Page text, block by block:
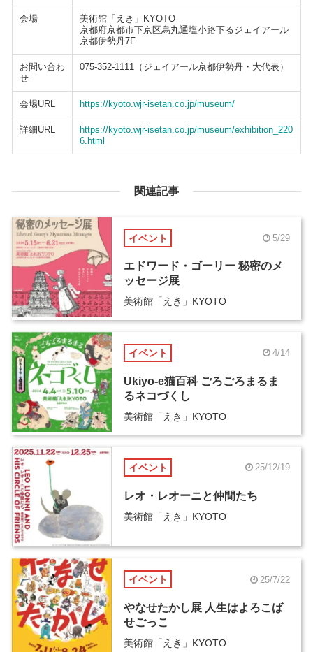
会場
美術館「えき」KYOTO
京都府京都市下京区烏丸通塩小路下るジェイアール
京都伊勢丹7F
お問い合わ
せ
075-352-1111（ジェイアール京都伊勢丹・大代表）
会場URL https://kyoto.wjr-isetan.co.jp/museum/
詳細URL
https://kyoto.wjr-isetan.co.jp/museum/exhibition_220
6.html
関連記事
イベント 5/29
エドワード・ゴーリー 秘密のメ
ッセージ展
美術館「えき」KYOTO
イベント 4/14
Ukiyo-e猫百科 ごろごろまるま
るネコづくし
美術館「えき」KYOTO
イベント 25/12/19
レオ・レオーニと仲間たち
美術館「えき」KYOTO
イベント 25/7/22
やなせたかし展 人生はよろこば
せごっこ
美術館「えき」KYOTO